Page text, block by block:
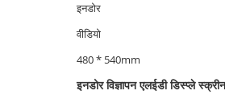
इनडोर
वीडियो
480 * 540mm
इनडोर विज्ञापन एलईडी डिस्प्ले स्क्रीन